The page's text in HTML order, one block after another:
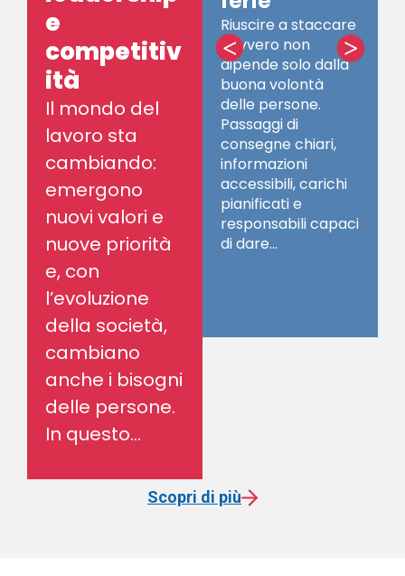
e
competitiv
ità
Il mondo del
lavoro sta
cambiando:
emergono
nuovi valori e
nuove priorità
e, con
l’evoluzione
della società,
cambiano
anche i bisogni
delle persone.
In questo...
Riuscire a staccare
davvero non
dipende solo dalla
buona volontà
delle persone.
Passaggi di
consegne chiari,
informazioni
accessibili, carichi
pianificati e
responsabili capaci
di dare...
< >
Scopri di più